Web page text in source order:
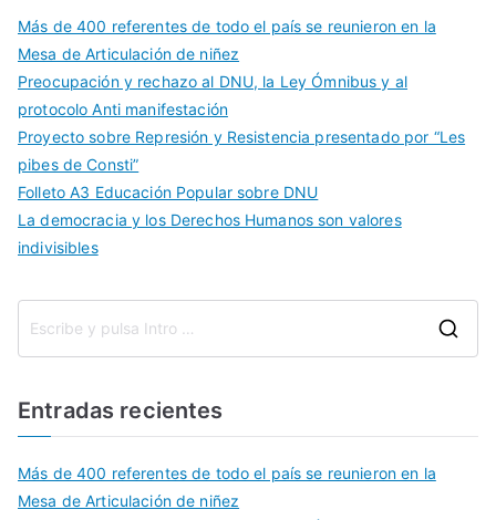
Más de 400 referentes de todo el país se reunieron en la
Mesa de Articulación de niñez
Preocupación y rechazo al DNU, la Ley Ómnibus y al
protocolo Anti manifestación
Proyecto sobre Represión y Resistencia presentado por “Les
pibes de Consti”
Folleto A3 Educación Popular sobre DNU
La democracia y los Derechos Humanos son valores
indivisibles
Entradas recientes
Más de 400 referentes de todo el país se reunieron en la
Mesa de Articulación de niñez